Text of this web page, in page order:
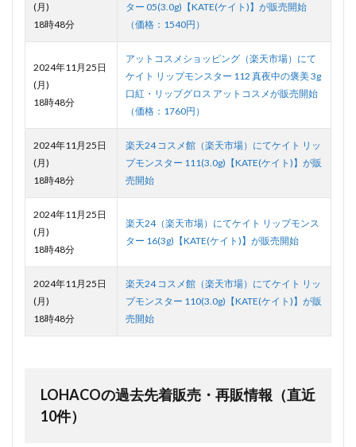
(月)
18時48分
ター 05(3.0g)【KATE(ケイト)】が販売開始
（価格：1540円）
2024年11月25日
(月)
18時48分
アットコスメショッピング（楽天市場）にて
ケイト リップモンスター 112 真夜中の褒美 3g
口紅・リップグロス アットコスメが販売開始
（価格：1760円）
2024年11月25日
(月)
18時48分
楽天24 コスメ館（楽天市場）にてケイト リッ
プモンスター 111(3.0g)【KATE(ケイト)】が販
売開始
2024年11月25日
(月)
18時48分
楽天24（楽天市場）にてケイト リップモンス
ター 16(3g)【KATE(ケイト)】が販売開始
2024年11月25日
(月)
18時48分
楽天24 コスメ館（楽天市場）にてケイト リッ
プモンスター 110(3.0g)【KATE(ケイト)】が販
売開始
LOHACOの過去先着販売・再販情報（直近
10件）